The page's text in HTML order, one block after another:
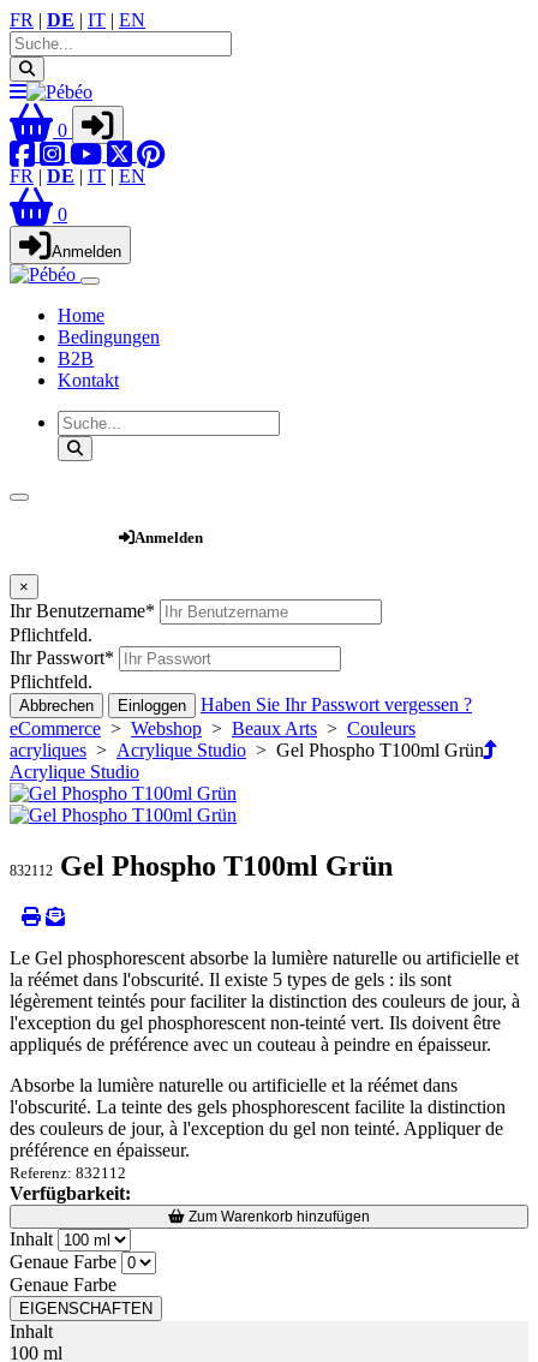
FR | DE | IT | EN
0
FR | DE | IT | EN
0
Anmelden
Home
Bedingungen
B2B
Kontakt
Anmelden
×
Ihr Benutzername*
Pflichtfeld.
Ihr Passwort*
Pflichtfeld.
Abbrechen Einloggen
Haben Sie Ihr Passwort vergessen ?
eCommerce > Webshop > Beaux Arts > Couleurs
acryliques > Acrylique Studio > Gel Phospho T100ml Grün
Acrylique Studio
832112 Gel Phospho T100ml Grün
Le Gel phosphorescent absorbe la lumière naturelle ou artificielle et
la réémet dans l'obscurité. Il existe 5 types de gels : ils sont
légèrement teintés pour faciliter la distinction des couleurs de jour, à
l'exception du gel phosphorescent non-teinté vert. Ils doivent être
appliqués de préférence avec un couteau à peindre en épaisseur.
Absorbe la lumière naturelle ou artificielle et la réémet dans
l'obscurité. La teinte des gels phosphorescent facilite la distinction
des couleurs de jour, à l'exception du gel non teinté. Appliquer de
préférence en épaisseur.
Referenz: 832112
Verfügbarkeit:
Loading...
Loading... Zum Warenkorb hinzufügen
Inhalt
Genaue Farbe
Genaue Farbe
EIGENSCHAFTEN
Inhalt
100 ml